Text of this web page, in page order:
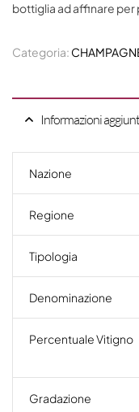
bottiglia ad affinare per
Categoria:
Informazioni
Nazione
Regione
Tipologia
Denominazione
Percentuale Vitigno
Gradazione